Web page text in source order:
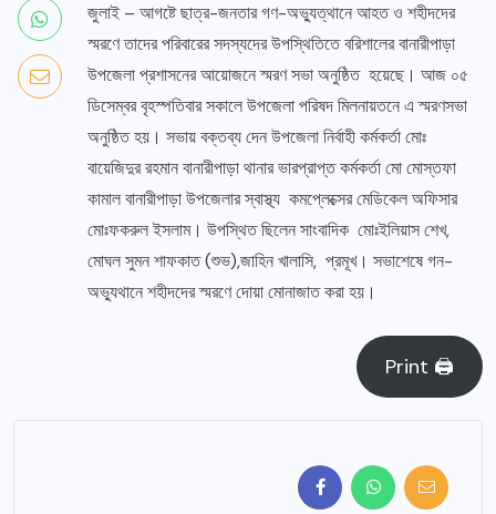
জুলাই – আগষ্টে ছাত্র-জনতার গণ-অভ্যুত্থানে আহত ও শহীদদের
স্মরণে তাদের পরিবারের সদস্যদের উপস্থিতিতে বরিশালের বানারীপাড়া
উপজেলা প্রশাসনের আয়োজনে স্মরণ সভা অনুষ্ঠিত হয়েছে। আজ ০৫
ডিসেম্বর বৃহস্পতিবার সকালে উপজেলা পরিষদ মিলনায়তনে এ স্মরণসভা
অনুষ্ঠিত হয়। সভায় বক্তব্য দেন উপজেলা নির্বাহী কর্মকর্তা মোঃ
বায়েজিদুর রহমান বানারীপাড়া থানার ভারপ্রাপ্ত কর্মকর্তা মো মোস্তফা
কামাল বানারীপাড়া উপজেলার স্বাস্থ্য কমপ্লেক্সের মেডিকেল অফিসার
মোঃফকরুল ইসলাম। উপস্থিত ছিলেন সাংবাদিক মোঃইলিয়াস শেখ,
মোঘল সুমন শাফকাত (শুভ),জাহিন খালাসি, প্রমূখ। সভাশেষে গন-
অভ্যুথানে শহীদদের স্মরণে দোয়া মোনাজাত করা হয়।
Print 🖨